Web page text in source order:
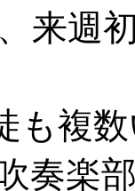
来週
も複
奏楽